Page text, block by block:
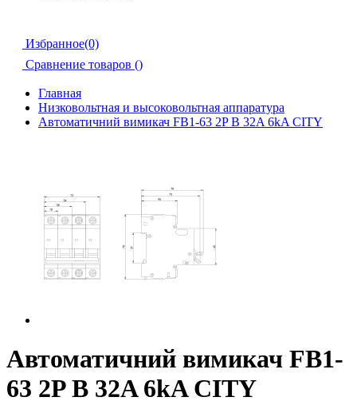
Избранное(0)
Сравнение товаров ()
Главная
Низковольтная и высоковольтная аппаратура
Автоматичний вимикач FB1-63 2P B 32A 6kA CITY
Автоматичний вимикач FB1-
63 2P B 32A 6kA CITY